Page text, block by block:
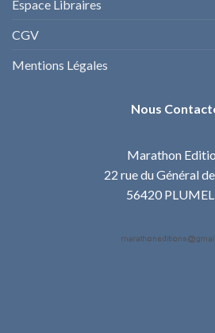
Espace Libraires
CGV
Mentions Légales
Nous
Marathon
22 rue du Général
56420